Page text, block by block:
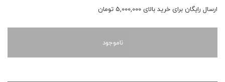
ارسال رایگان برای خرید بالای 5,000,000 تومان
ناموجود